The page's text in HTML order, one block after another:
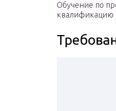
Обучение по
квалификацию